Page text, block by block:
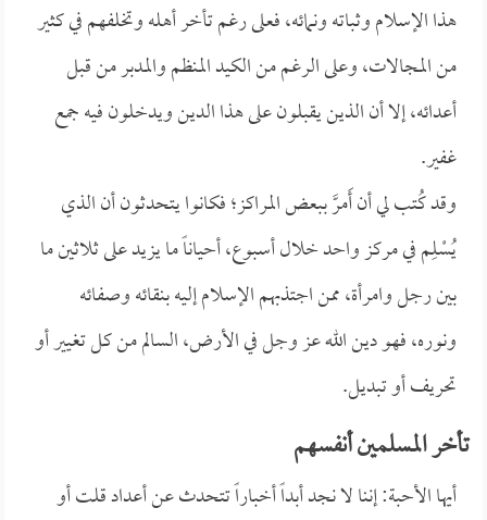
هذا الإسلام وثباته ونمائه، فعلى رغم تأخر أهله وتخلفهم في كثير
من المجالات، وعلى الرغم من الكيد المنظم والمدبر من قبل
أعدائه، إلا أن الذين يقبلون على هذا الدين ويدخلون فيه جمع
غفير.
وقد كُتب لي أن أَمرَّ ببعض المراكز؛ فكانوا يتحدثون أن الذي
يُسْلِم في مركز واحد خلال أسبوع، أحياناً ما يزيد على ثلاثين ما
بين رجل وامرأة، ممن اجتذبهم الإسلام إليه بنقائه وصفائه
ونوره، فهو دين الله عز وجل في الأرض، السالم من كل تغيير أو
تحريف أو تبديل.
تأخر المسلمين أنفسهم
أيها الأحبة: إننا لا نجد أبداً أخباراً تتحدث عن أعداد قلت أو